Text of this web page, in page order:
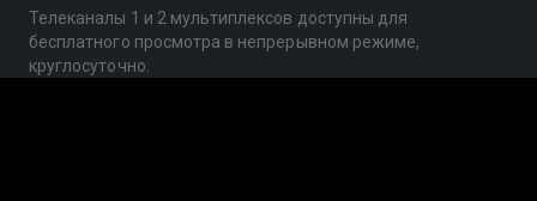
Телеканалы 1 и 2 мультиплексов доступны для
бесплатного просмотра в непрерывном режиме,
круглосуточно.